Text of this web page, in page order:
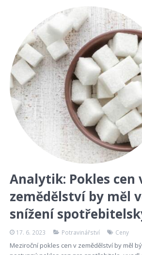
Analytik: Pokles cen
zemědělství by měl
snížení
17. 6. 2023 Potravinářství Ceny
Meziroční pokles cen v zemědělství by měl